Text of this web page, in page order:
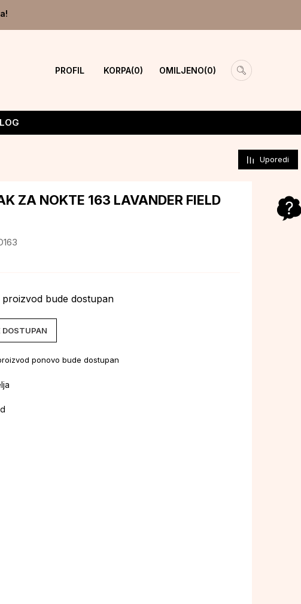
PROFIL KORPA 0 0
OMILJENO
ZA NOKTE 163 LAVANDER FIELD
proizvod bude dostupan
DOSTUPAN
ponovo bude dostupan
Uporedi